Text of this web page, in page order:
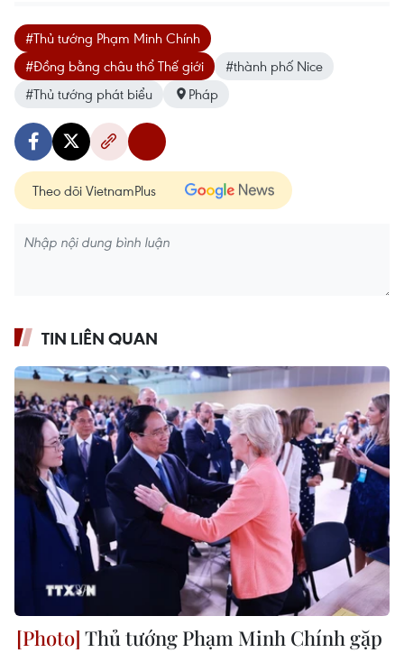
#Thủ tướng Phạm Minh Chính
#Đồng bằng châu thổ Thế giới
#thành phố Nice
#Thủ tướng phát biểu
Pháp
Theo dõi VietnamPlus
TIN LIÊN QUAN
Thủ tướng Phạm Minh Chính gặp